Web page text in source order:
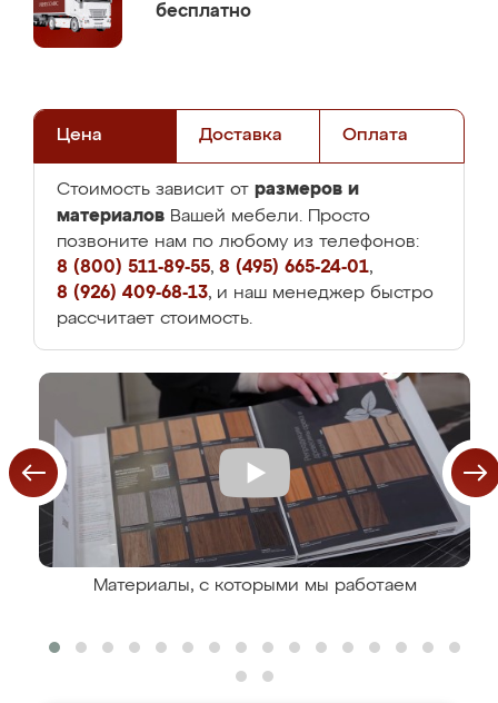
бесплатно
Цена Доставка Оплата
Стоимость зависит от размеров и
материалов Вашей мебели. Просто
позвоните нам по любому из телефонов:
8 (800) 511-89-55, 8 (495) 665-24-01,
8 (926) 409-68-13, и наш менеджер быстро
рассчитает стоимость.
Материалы, с которыми мы работаем